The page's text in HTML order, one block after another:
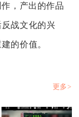
，产出的作品
战文化的兴
的价值。
更多>